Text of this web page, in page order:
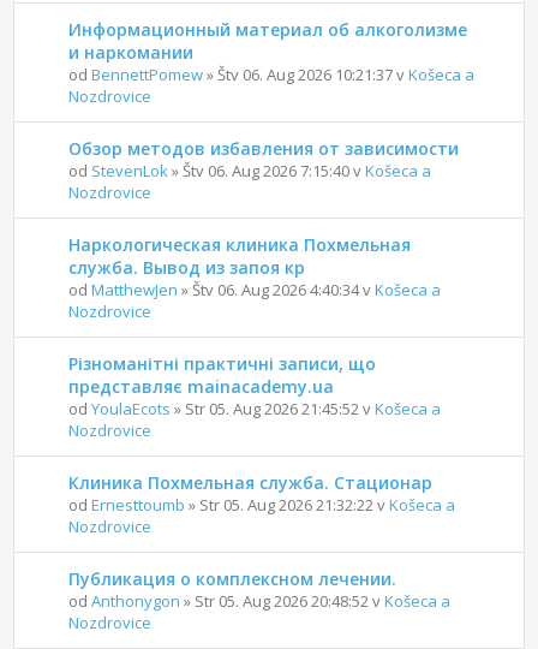
Информационный материал об алкоголизме
и наркомании
odBennettPomew» Štv 06. Aug 2026 10:21:37 vKošeca a
Nozdrovice
Обзор методов избавления от зависимости
od StevenLok » Štv 06. Aug 2026 7:15:40 vKošeca a
Nozdrovice
Наркологическая клиника Похмельная
служба. Вывод из запоя кр
odMatthewJen » Štv 06. Aug 2026 4:40:34 vKošeca a
Nozdrovice
Різноманітні практичні записи, що
представляє mainacademy.ua
odYoulaEcots » Str 05. Aug 2026 21:45:52 vKošeca a
Nozdrovice
Клиника Похмельная служба. Стационар
odErnesttoumb » Str 05. Aug 2026 21:32:22 vKošeca a
Nozdrovice
Публикация о комплексном лечении.
odAnthonygon » Str 05. Aug 2026 20:48:52 vKošeca a
Nozdrovice